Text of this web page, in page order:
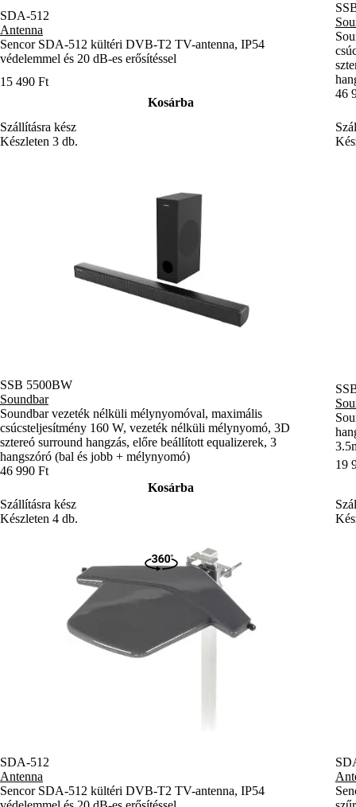
SDA-512
Antenna
Sencor SDA-512 kültéri DVB-T2 TV-antenna, IP54
védelemmel és 20 dB-es erősítéssel
15 490 Ft
Kosárba
Szállításra kész
Készleten 3 db.
46
SSB 5500BW
Soundbar
Soundbar vezeték nélküli mélynyomóval, maximális
csúcsteljesítmény 160 W, vezeték nélküli mélynyomó, 3D
sztereó surround hangzás, előre beállított equalizerek, 3
hangszóró (bal és jobb + mélynyomó)
46 990 Ft
Kosárba
Szállításra kész
Készleten 4 db.
19
SDA-512
Antenna
Sencor SDA-512 kültéri DVB-T2 TV-antenna, IP54